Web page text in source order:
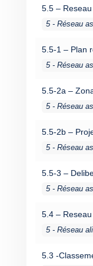
5.5 –
5 - Réseau
5.5-1 – Plan
5 - Réseau
5.5-2a –
5 - Réseau
5.5-2b –
5 - Réseau
5.5-3 –
5 - Réseau
5.4 – Reseau
5 - Réseau
5.3 -